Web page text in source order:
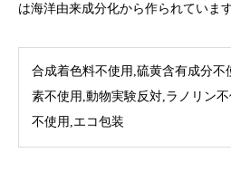
は海洋由来成分化から作られています
合成着色料不使用,硫黄含有成分
素不使用,動物実験反対,ラノリン
不使用,エコ包装